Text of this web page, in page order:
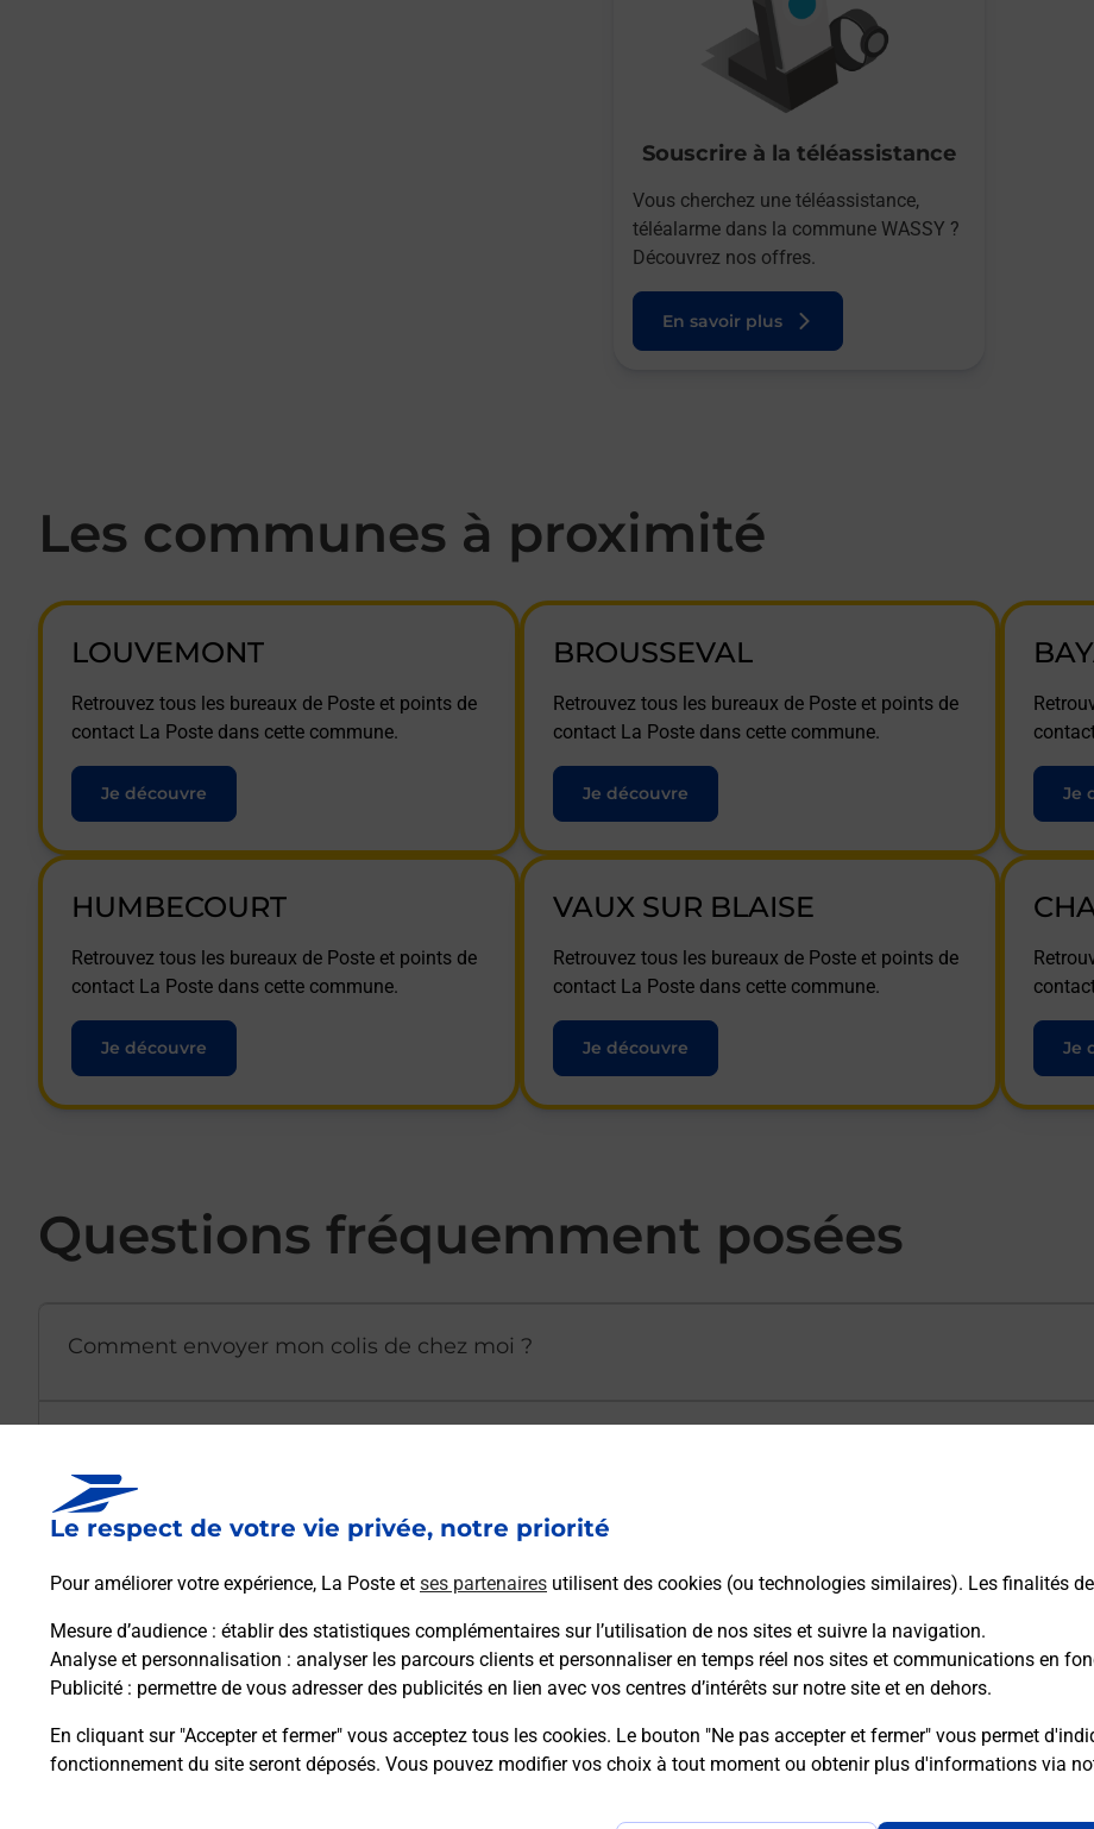
Le respect de votre vie privée, notre priorité
Pour améliorer votre expérience, La Poste et ses partenaires utilisent des cookies (ou technologies similaires). Les finalités
Mesure d’audience : établir des statistiques complémentaires sur l’utilisation de nos sites et suivre la navigation.
Analyse et personnalisation : analyser les parcours clients et personnaliser en temps réel nos sites et communications en
Publicité : permettre de vous adresser des publicités en lien avec vos centres d’intérêts sur notre site et en dehors.
En cliquant sur "Accepter et fermer" vous acceptez tous les cookies. Le bouton "Ne pas accepter et fermer" vous permet
fonctionnement du site seront déposés. Vous pouvez modifier vos choix à tout moment ou obtenir plus d'informations via
Souscrire à la téléassistance
Vous cherchez une téléassistance,
téléalarme dans la commune WASSY ?
Découvrez nos offres.
En savoir plus
Les communes à proximité
LOUVEMONT
Retrouvez tous les bureaux de Poste et points de
contact La Poste dans cette commune.
Je découvre
BROUSSEVAL
Retrouvez tous les bureaux de Poste et points de
contact La Poste dans cette commune.
Je découvre Je
HUMBECOURT
Retrouvez tous les bureaux de Poste et points de
contact La Poste dans cette commune.
Je découvre
VAUX SUR BLAISE
Retrouvez tous les bureaux de Poste et points de
contact La Poste dans cette commune.
Je découvre Je
Questions fréquemment posées
Comment envoyer mon colis de chez moi ?
Comment demander une modification de livraison ?
Comment La Poste participe-t-elle à votre sécurité au quotidien ?
Puis-je passer mon code de la route avec La Poste et sous quelles conditions ?